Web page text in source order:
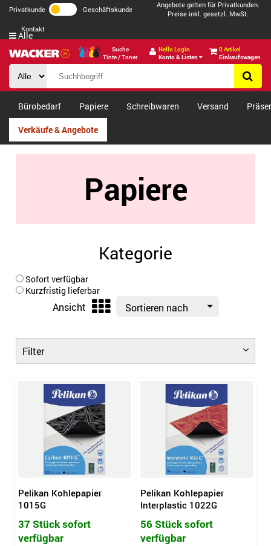
Privatkunde Geschäftskunde
Angebote gelten für Privatkunden.
Preise inkl. gesetzl. MwSt.
Kontakt
Suche
Tinte / Toner
Hello Login
Konto & Listen
0 Artikel
Einkaufswagen
Alle
Bürobedarf Papiere Schreibwaren Versand
Verkäufe & Angebote
Papiere
Kategorie
Sofort verfügbar
Kurzfristig lieferbar
Ansicht Sortieren nach
Filter
Pelikan Kohlepapier
1015G
37 Stück sofort
verfügbar
Pelikan Kohlepapier
Interplastic 1022G
56 Stück sofort
verfügbar